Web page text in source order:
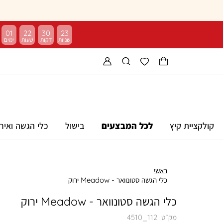
01 22 30 22
קולקציית קיץ לכל המבצעים בישול כלי הגשה
ראשי
כלי הגשה סטונוואר - Meadow ירוק
כלי הגשה סטונוואר - Meadow ירוק
מק״ט 4510_112